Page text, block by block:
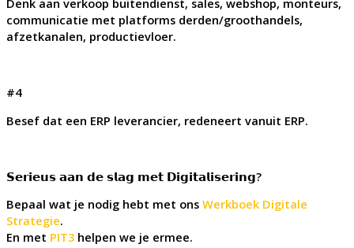
Denk aan verkoop buitendienst, sales, webshop, monteurs,
communicatie met platforms derden/groothandels,
afzetkanalen, productievloer.
#4
Besef dat een ERP leverancier, redeneert vanuit ERP.
𝗦𝗲𝗿𝗶𝗲𝘂𝘀 𝗮𝗮𝗻 𝗱𝗲 𝘀𝗹𝗮𝗴 𝗺𝗲𝘁 𝗗𝗶𝗴𝗶𝘁𝗮𝗹𝗶𝘀𝗲𝗿𝗶𝗻𝗴?
Bepaal wat je nodig hebt met ons Werkboek Digitale
Strategie.
En met PIT3 helpen we je ermee.